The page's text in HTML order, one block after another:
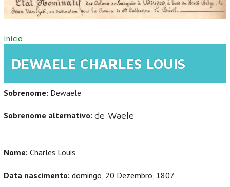
VOCÊ ESTÁ AQUI
Início
DEWAELE CHARLES LOUIS
Sobrenome: Dewaele
Sobrenome alternativo: de Waele
Nome: Charles Louis
Data nascimento: domingo, 20 Dezembro, 1807